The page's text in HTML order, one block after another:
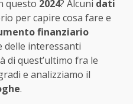
questo 2024? Alcuni dati
per capire cosa fare e
finanziario
delle interessanti
di quest’ultimo fra le
e analizziamo il
.